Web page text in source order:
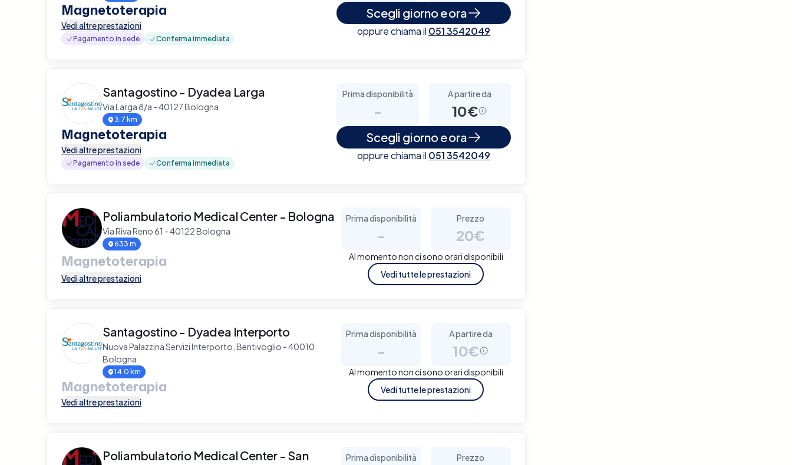
Magnetoterapia
Vedi altre prestazioni
Pagamento in sede Conferma immediata
Scegli giorno e ora
oppure chiama il 051 3542049
Santagostino - Dyadea Larga
Via Larga 8/a - 40127 Bologna
3.7 km
Magnetoterapia
Vedi altre prestazioni
Pagamento in sede Conferma immediata
Prima disponibilità
-
A partire da
10€
Scegli giorno e ora
oppure chiama il 051 3542049
Poliambulatorio Medical Center - Bologna
Via Riva Reno 61 - 40122 Bologna
633 m
Magnetoterapia
Vedi altre prestazioni
Prima disponibilità
-
Prezzo
20€
Al momento non ci sono orari disponibili
Vedi tutte le prestazioni
Santagostino - Dyadea Interporto
Nuova Palazzina Servizi Interporto, Bentivoglio - 40010
Bologna
14.0 km
Magnetoterapia
Vedi altre prestazioni
Prima disponibilità
-
A partire da
10€
Al momento non ci sono orari disponibili
Vedi tutte le prestazioni
Poliambulatorio Medical Center - San
Prima disponibilità Prezzo